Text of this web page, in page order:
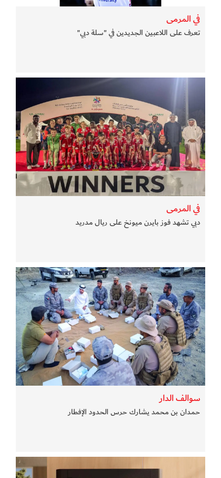
في المرمى
تعرف على اللاعبين الجديدين في "سلة دبي"
في المرمى
دبي تشهد فوز بايرن ميونخ على ريال مدريد
سوالف الدار
حمدان بن محمد يشارك حرس الحدود الإفطار